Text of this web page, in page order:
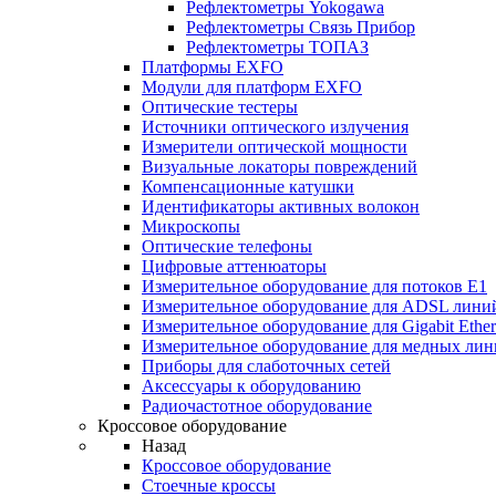
Рефлектометры Yokogawa
Рефлектометры Связь Прибор
Рефлектометры ТОПАЗ
Платформы EXFO
Модули для платформ EXFO
Оптические тестеры
Источники оптического излучения
Измерители оптической мощности
Визуальные локаторы повреждений
Компенсационные катушки
Идентификаторы активных волокон
Микроскопы
Оптические телефоны
Цифровые аттенюаторы
Измерительное оборудование для потоков Е1
Измерительное оборудование для ADSL
Измерительное оборудование для Gigabit
Измерительное оборудование для медных
Приборы для слаботочных сетей
Аксессуары к оборудованию
Радиочастотное оборудование
Кроссовое оборудование
Назад
Кроссовое оборудование
Стоечные кроссы